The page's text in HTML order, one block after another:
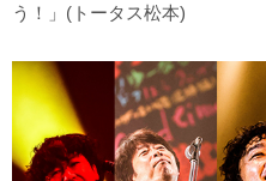
う！」(トータス松本)